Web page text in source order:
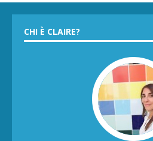
CHI È CLAIRE?